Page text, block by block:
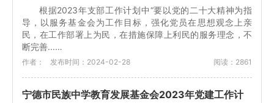
根据2023年支部工作计划中“要以党的二十大精神为指
导，以服务基金会为工作目标，强化党员在思想观念上亲
民，在工作部署上为民，在措施保障上利民的服务理念，不
断完善...…
作者： 发布时间：2024-02-28 阅读：2861
宁德市民族中学教育发展基金会2023年党建工作计